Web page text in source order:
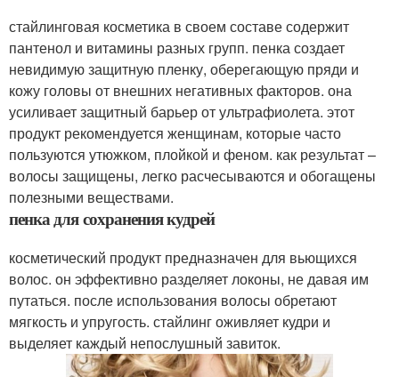
стайлинговая косметика в своем составе содержит
пантенол и витамины разных групп. пенка создает
невидимую защитную пленку, оберегающую пряди и
кожу головы от внешних негативных факторов. она
усиливает защитный барьер от ультрафиолета. этот
продукт рекомендуется женщинам, которые часто
пользуются утюжком, плойкой и феном. как результат –
волосы защищены, легко расчесываются и обогащены
полезными веществами.
пенка для сохранения кудрей
косметический продукт предназначен для вьющихся
волос. он эффективно разделяет локоны, не давая им
путаться. после использования волосы обретают
мягкость и упругость. стайлинг оживляет кудри и
выделяет каждый непослушный завиток.